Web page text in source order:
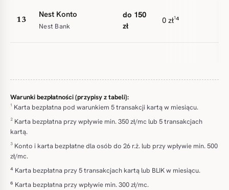
13
Nest Konto
Nest Bank
do 150
zł
0 zł¹⁴
Warunki bezpłatności (przypisy z tabeli):
¹ Karta bezpłatna pod warunkiem 5 transakcji kartą w miesiącu.
² Karta bezpłatna przy wpływie min. 350 zł/mc lub 5 transakcjach
kartą.
³ Konto i karta bezpłatne dla osób do 26 r.ż. lub przy wpływie min. 500
zł/mc.
⁴ Karta bezpłatna przy 5 transakcjach kartą lub BLIK w miesiącu.
⁶ Karta bezpłatna przy wpływie min. 300 zł/mc.